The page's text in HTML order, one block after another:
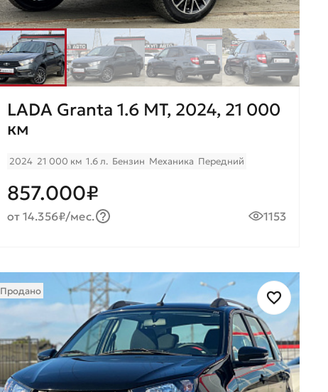
LADA Granta 1.6 МТ, 2024, 21 000
км
2024 21 000 км 1.6 л. Бензин Механика Передний
857.000₽
от 14.356₽/мес. 1153
Продано